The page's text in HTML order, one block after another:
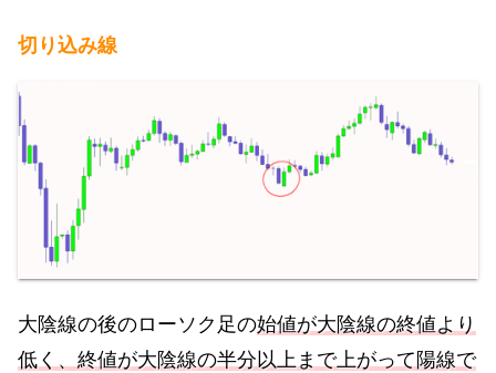
切り込み線
大陰線の後のローソク足の始値が大陰線の終値より
低く、終値が大陰線の半分以上まで上がって陽線で